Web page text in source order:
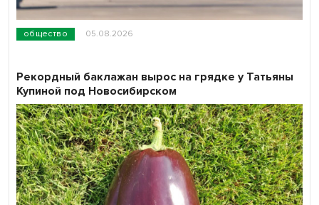
общество 05.08.2026
Рекордный баклажан вырос на грядке у Татьяны
Купиной под Новосибирском